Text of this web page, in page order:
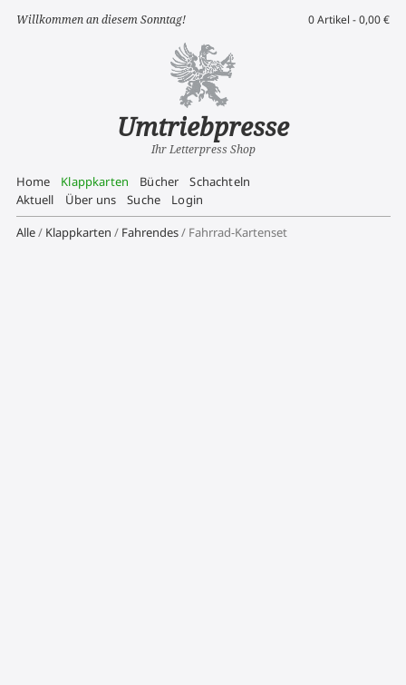
Willkommen an diesem Sonntag!
Umtriebpresse
Ihr Letterpress Shop
0 Artikel -0,00€
Home Klappkarten Bücher
Schachteln
Aktuell
Über uns Suche
Login
Alle/ Klappkarten / Fahrendes/ Fahrrad-Kartenset